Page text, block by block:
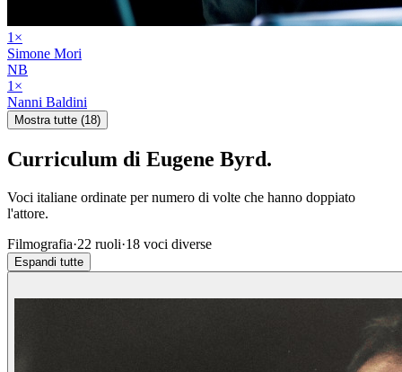
1 ×
Simone Mori
NB
1 ×
Nanni Baldini
Mostra tutte (18)
Curriculum di Eugene Byrd.
Voci italiane ordinate per numero di volte che hanno doppiato
l'attore.
Filmografia·22 ruoli·18 voci diverse
Espandi tutte